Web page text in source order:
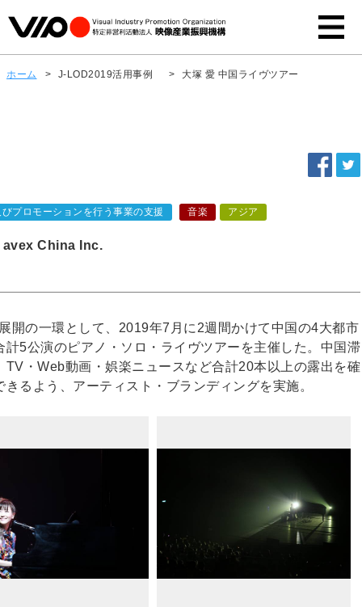
ホーム > J-LOD2019活用事例 > 大塚 愛 中国ライヴツアー
プロモーションを行う事業の支援 音楽 アジア
China Inc.
開の一環として、2019年7月に2週間かけて中国の4大都市
5公演のピアノ・ソロ・ライヴツアーを主催した。中国滞
・Web動画・娯楽ニュースなど合計20本以上の露出を確
るよう、アーティスト・ブランディングを実施。